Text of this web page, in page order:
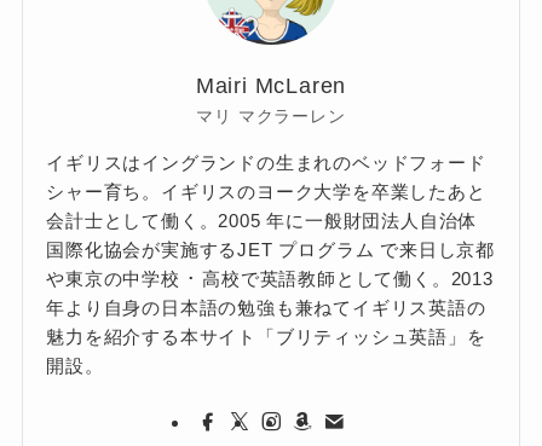
Mairi McLaren
マリ マクラーレン
イギリスはイングランドの生まれのベッドフォード
シャー育ち。イギリスのヨーク大学を卒業したあと
会計士として働く。2005 年に一般財団法人自治体
国際化協会が実施するJET プログラム で来日し京都
や東京の中学校 ･ 高校で英語教師として働く。2013
年より自身の日本語の勉強も兼ねてイギリス英語の
魅力を紹介する本サイト「ブリティッシュ英語」を
開設。